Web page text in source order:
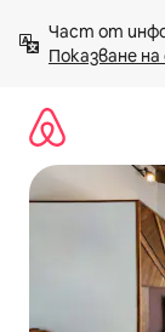
към
съдържанието
Показване на